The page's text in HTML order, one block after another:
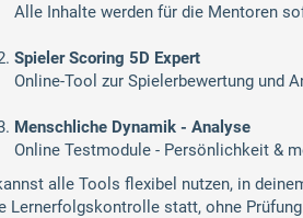
Alle Inhalte werden für die Mentoren
Spieler Scoring 5D Expert
Online-Tool zur Spielerbewertung und
Menschliche Dynamik - Analyse​
Online Testmodule - Persönlichkeit &
alle Tools flexibel nutzen, in
Lernerfolgskontrolle statt, ohne